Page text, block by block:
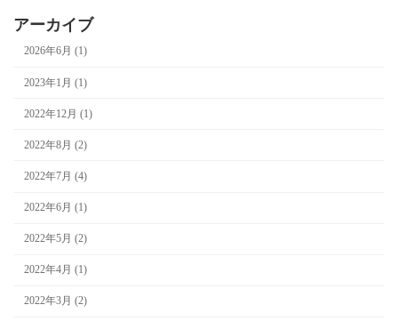
アーカイブ
2026年6月 (1)
2023年1月 (1)
2022年12月 (1)
2022年8月 (2)
2022年7月 (4)
2022年6月 (1)
2022年5月 (2)
2022年4月 (1)
2022年3月 (2)